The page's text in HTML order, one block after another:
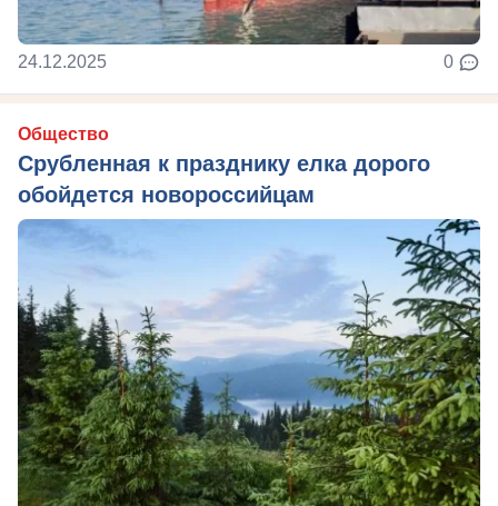
24.12.2025 0
Общество
Срубленная к празднику елка дорого
обойдется новороссийцам